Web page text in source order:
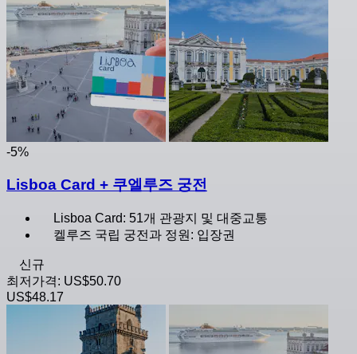
-5%
Lisboa Card + 쿠엘루즈 궁전
Lisboa Card: 51개 관광지 및 대중교통
켈루즈 국립 궁전과 정원: 입장권
신규
최저가격: US$50.70
US$48.17